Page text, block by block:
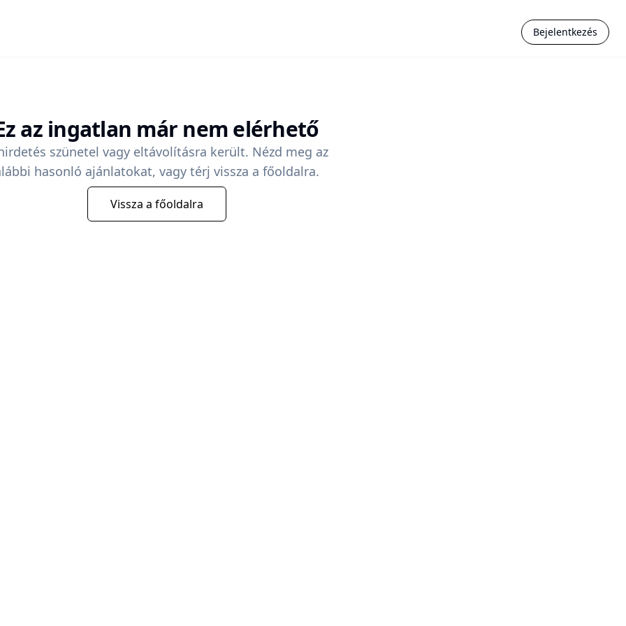
Bejelentkezés
az ingatlan már nem elérhető
szünetel vagy eltávolításra került. Nézd meg az
hasonló ajánlatokat, vagy térj vissza a főoldalra.
Vissza a főoldalra